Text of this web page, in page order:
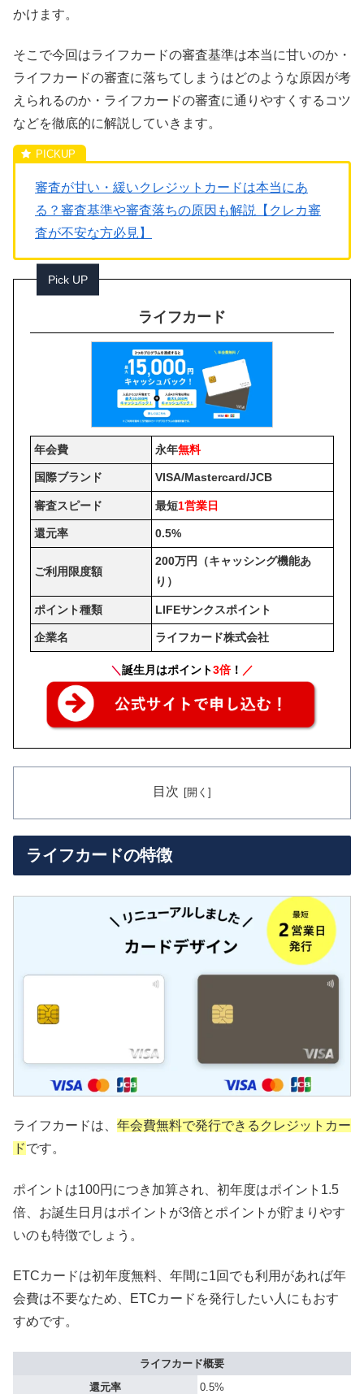
かけます。
そこで今回はライフカードの審査基準は本当に甘いのか・
ライフカードの審査に落ちてしまうはどのような原因が考
えられるのか・ライフカードの審査に通りやすくするコツ
などを徹底的に解説していきます。
審査が甘い・緩いクレジットカードは本当にあ
る？審査基準や審査落ちの原因も解説【クレカ審
査が不安な方必見】
Pick UP
ライフカード
年会費 永年無料
国際ブランド VISA/Mastercard/JCB
審査スピード 最短1営業日
還元率 0.5%
ご利用限度額
200万円（キャッシング機能あ
り）
ポイント種類 LIFEサンクスポイント
企業名 ライフカード株式会社
＼誕生月はポイント3倍！ ／
目次
ライフカードの特徴
ライフカードは、 年会費無料で発行できるクレジットカー
ドです。
ポイントは100円につき加算され、初年度はポイント1.5
倍、お誕生日月はポイントが3倍とポイントが貯まりやす
いのも特徴でしょう。
ETCカードは初年度無料、年間に1回でも利用があれば年
会費は不要なため、ETCカードを発行したい人にもおす
すめです。
ライフカード概要
還元率
0.5%